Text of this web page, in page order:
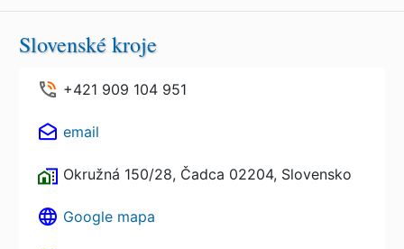
Slovenské kroje
+421 909 104 951
email
Okružná 150/28, Čadca 02204, Slovensko
Google mapa